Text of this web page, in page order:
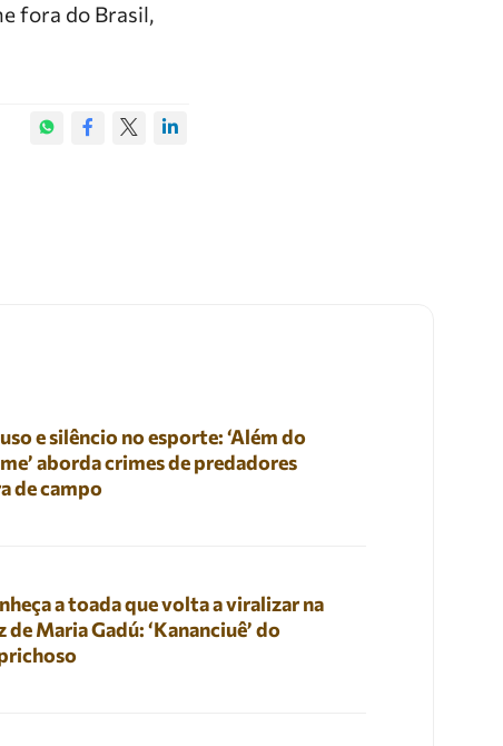
fora do Brasil,
e silêncio no esporte: ‘Além do
aborda crimes de predadores
de campo
a toada que volta a viralizar na
de Maria Gadú: ‘Kananciuê’ do